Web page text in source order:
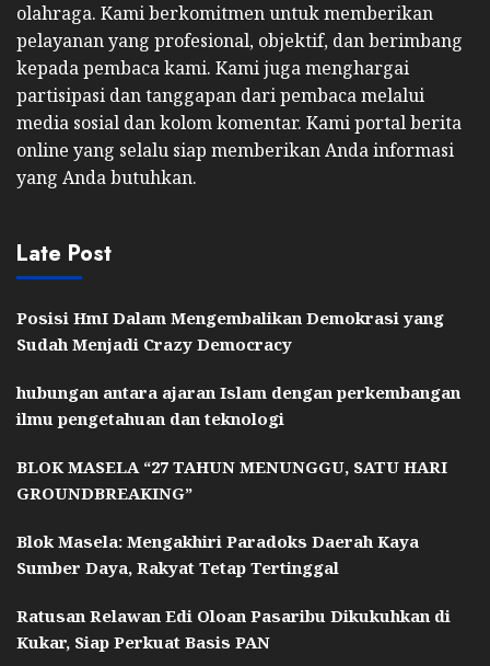
olahraga. Kami berkomitmen untuk memberikan
pelayanan yang profesional, objektif, dan berimbang
kepada pembaca kami. Kami juga menghargai
partisipasi dan tanggapan dari pembaca melalui
media sosial dan kolom komentar. Kami portal berita
online yang selalu siap memberikan Anda informasi
yang Anda butuhkan.
Late Post
Posisi HmI Dalam Mengembalikan Demokrasi yang
Sudah Menjadi Crazy Democracy
hubungan antara ajaran Islam dengan perkembangan
ilmu pengetahuan dan teknologi
BLOK MASELA “27 TAHUN MENUNGGU, SATU HARI
GROUNDBREAKING”
Blok Masela: Mengakhiri Paradoks Daerah Kaya
Sumber Daya, Rakyat Tetap Tertinggal
Ratusan Relawan Edi Oloan Pasaribu Dikukuhkan di
Kukar, Siap Perkuat Basis PAN